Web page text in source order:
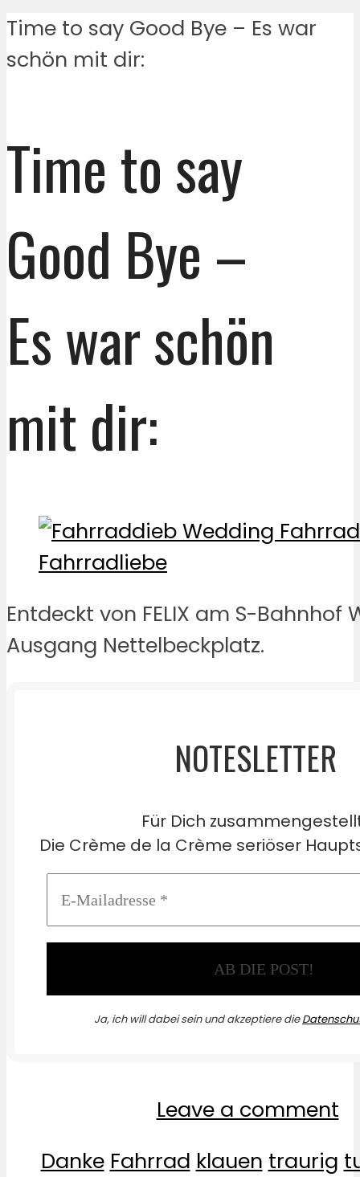
Time to say Good Bye – Es war
schön mit dir:
Time to say
Good Bye –
Es war schön
mit dir:
Entdeckt von FELIX am S-Bahnhof
Ausgang Nettelbeckplatz.
NOTESLETTER
Für Dich
Die Crème de la Crème seriöser
Ja, ich will dabei sein und akzeptiere die
Leave a comment
Danke Fahrrad klauen traurig